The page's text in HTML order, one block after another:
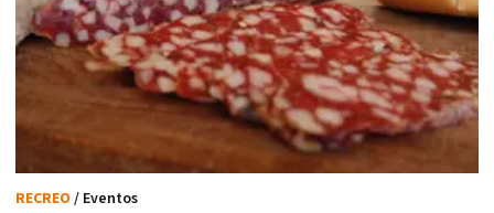
RECREO / Eventos